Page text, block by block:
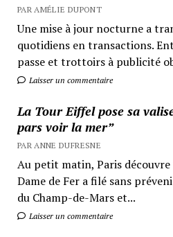
PAR AMÉLIE DUPONT
Une mise à jour nocturne a
quotidiens en transactions.
passe et trottoirs à publicité
Laisser un commentaire
La Tour Eiffel pose sa
pars voir la mer”
PAR ANNE DUFRESNE
Au petit matin, Paris
Dame de Fer a filé sans
du Champ-de-Mars et...
Laisser un commentaire